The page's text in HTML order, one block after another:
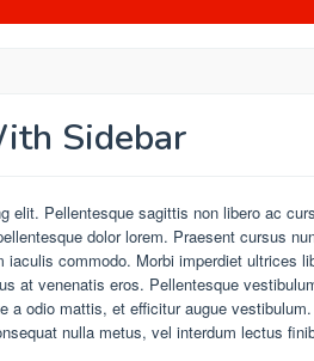
Sidebar
elit. Pellentesque sagittis non libero ac
dolor lorem. Praesent cursus
commodo. Morbi imperdiet ultrices
at venenatis eros. Pellentesque
a odio mattis, et efficitur augue
nulla metus, vel interdum lectus